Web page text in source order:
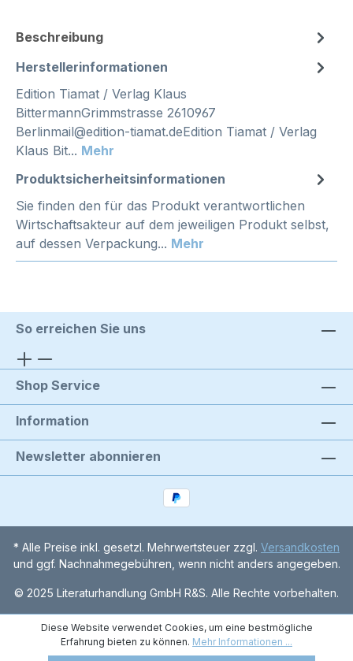
Beschreibung
Herstellerinformationen
Edition Tiamat / Verlag Klaus
BittermannGrimmstrasse 2610967
Berlinmail@edition-tiamat.deEdition Tiamat / Verlag
Klaus Bit... Mehr
Produktsicherheitsinformationen
Sie finden den für das Produkt verantwortlichen
Wirtschaftsakteur auf dem jeweiligen Produkt selbst,
auf dessen Verpackung... Mehr
So erreichen Sie uns
Shop Service
Information
Newsletter abonnieren
* Alle Preise inkl. gesetzl. Mehrwertsteuer zzgl. Versandkosten
und ggf. Nachnahmegebühren, wenn nicht anders angegeben.
© 2025 Literaturhandlung GmbH R&S. Alle Rechte vorbehalten.
Diese Website verwendet Cookies, um eine bestmögliche
Erfahrung bieten zu können. Mehr Informationen ...